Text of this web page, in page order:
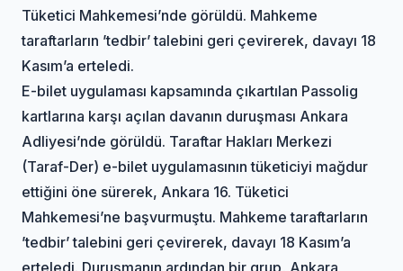
Tüketici Mahkemesi’nde görüldü. Mahkeme
taraftarların ’tedbir’ talebini geri çevirerek, davayı 18
Kasım’a erteledi.
E-bilet uygulaması kapsamında çıkartılan Passolig
kartlarına karşı açılan davanın duruşması Ankara
Adliyesi’nde görüldü. Taraftar Hakları Merkezi
(Taraf-Der) e-bilet uygulamasının tüketiciyi mağdur
ettiğini öne sürerek, Ankara 16. Tüketici
Mahkemesi’ne başvurmuştu. Mahkeme taraftarların
’tedbir’ talebini geri çevirerek, davayı 18 Kasım’a
erteledi. Duruşmanın ardından bir grup, Ankara